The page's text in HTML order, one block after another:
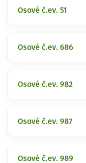
Osové č.ev. 51
Osové č.ev. 686
Osové č.ev. 982
Osové č.ev. 987
Osové č.ev. 989